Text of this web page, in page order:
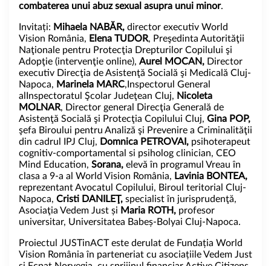
combaterea unui abuz sexual asupra unui minor.
Invitați: Mihaela NABĂR, director executiv World
Vision România, Elena TUDOR, Preşedinta Autorităţii
Naţionale pentru Protecţia Drepturilor Copilului şi
Adopţie (intervenţie online), Aurel MOCAN, Director
executiv Direcţia de Asistenţă Socială şi Medicală Cluj-
Napoca, Marinela MARC,Inspectorul General
alInspectoratul Şcolar Judeţean Cluj, Nicoleta
MOLNAR, Director general Direcţia Generală de
Asistenţă Socială şi Protecţia Copilului Cluj, Gina POP,
şefa Biroului pentru Analiză şi Prevenire a Criminalităţii
din cadrul IPJ Cluj, Domnica PETROVAI, psihoterapeut
cognitiv-comportamental si psiholog clinician, CEO
Mind Education, Sorana, elevă în programul Vreau în
clasa a 9-a al World Vision România, Lavinia BONTEA,
reprezentant Avocatul Copilului, Biroul teritorial Cluj-
Napoca, Cristi DANILEŢ, specialist în jurisprudenţă,
Asociaţia Vedem Just și Maria ROTH, profesor
universitar, Universitatea Babeș-Bolyai Cluj-Napoca.
Proiectul JUSTinACT este derulat de Fundația World
Vision România în parteneriat cu asociațiile Vedem Just